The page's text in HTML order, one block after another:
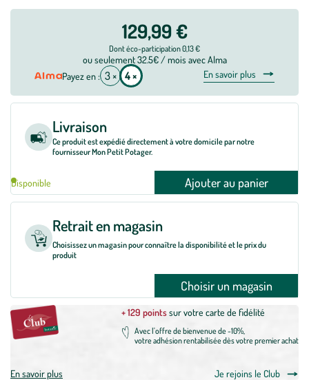
129,99 €
Dont éco-participation 0,13 €
ou seulement 32.5€ / mois avec Alma
Payez en : 3 × 4 × En savoir plus
Livraison
Ce produit est expédié directement à votre domicile par notre
fournisseur Mon Petit Potager.
Disponible Ajouter au panier
Retrait en magasin
Choisissez un magasin pour connaître la disponibilité et le prix du
produit
Choisir un magasin
+ 129 pointssur votre carte de fidélité
Avec l'offre de bienvenue de -10%,
votre adhésion rentabilisée dès votre premier achat
En savoir plus Je rejoins le Club